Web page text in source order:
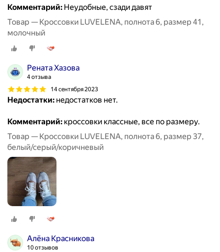
Комментарий: Неудобные, сзади давят
Товар — Кроссовки LUVELENA, полнота 6, размер 41,
молочный
Рената Хазова
4 отзыва
14 сентября 2023
Недостатки: недостатков нет.
Комментарий: кроссовки классные, все по размеру.
Товар — Кроссовки LUVELENA, полнота 6, размер 37,
белый/серый/коричневый
Алёна Красникова
10 отзывов